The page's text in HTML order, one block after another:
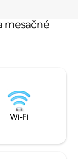
mesačné
Wi-Fi